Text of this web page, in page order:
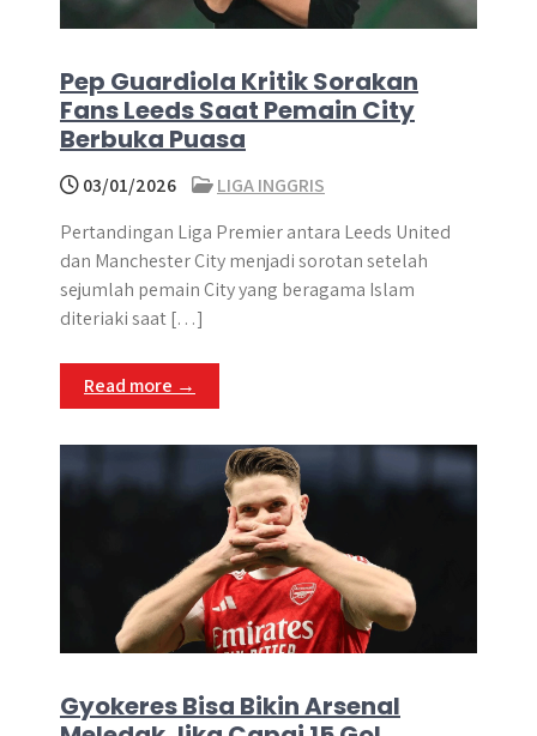
Pep Guardiola Kritik Sorakan
Fans Leeds Saat Pemain City
Berbuka Puasa
03/01/2026
LIGA INGGRIS
Pertandingan Liga Premier antara Leeds United
dan Manchester City menjadi sorotan setelah
sejumlah pemain City yang beragama Islam
diteriaki saat […]
Read more →
Gyokeres Bisa Bikin Arsenal